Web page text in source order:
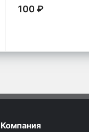
100 ₽
Компания